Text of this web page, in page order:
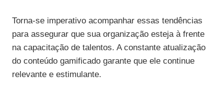
Torna-se imperativo acompanhar essas tendências
para assegurar que sua organização esteja à frente
na capacitação de talentos. A constante atualização
do conteúdo gamificado garante que ele continue
relevante e estimulante.